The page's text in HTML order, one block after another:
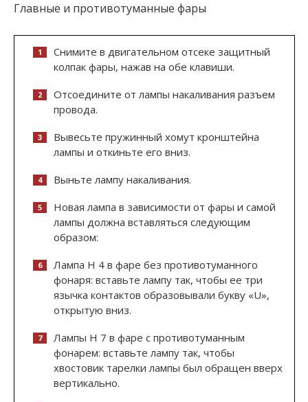
Главные и противотуманные фары
Снимите в двигательном отсеке защитный
колпак фары, нажав на обе клавиши.
Отсоедините от лампы накаливания разъем
провода.
Вывесьте пружинный хомут кронштейна
лампы и откиньте его вниз.
Выньте лампу накаливания.
Новая лампа в зависимости от фары и самой
лампы должна вставляться следующим
образом:
Лампа Н 4 в фаре без противотуманного
фонаря: вставьте лампу так, чтобы ее три
язычка контактов образовывали букву «U»,
открытую вниз.
Лампы Н 7 в фаре с противотуманным
фонарем: вставьте лампу так, чтобы
хвостовик тарелки лампы был обращен вверх
вертикально.